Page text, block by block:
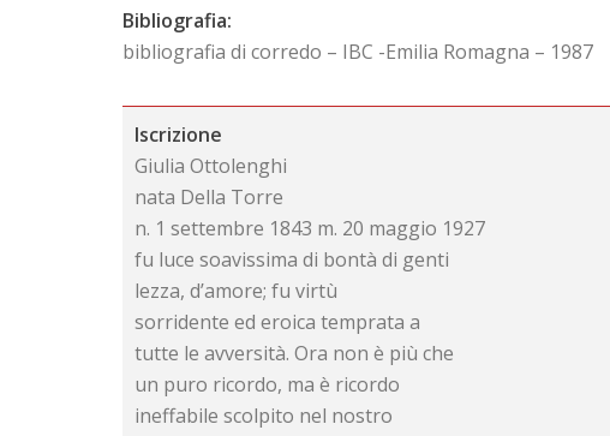
Bibliografia:
bibliografia di corredo – IBC -Emilia Romagna – 1987
Iscrizione
Giulia Ottolenghi
nata Della Torre
n. 1 settembre 1843 m. 20 maggio 1927
fu luce soavissima di bontà di genti
lezza, d’amore; fu virtù
sorridente ed eroica temprata a
tutte le avversità. Ora non è più che
un puro ricordo, ma è ricordo
ineffabile scolpito nel nostro